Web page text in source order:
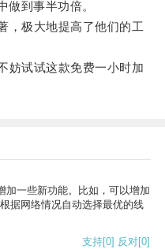
做到事半功倍。
极大地提高了他们的工
试试这款免费一小时加
加一些新功能。比如，可以增加
据网络情况自动选择最优的线
支持[0] 反对[0]